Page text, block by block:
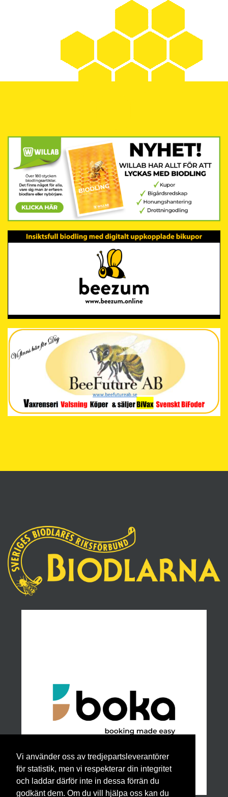
Vi använder oss av tredjepartsleverantörer
för statistik, men vi respekterar din integritet
och laddar därför inte in dessa förrän du
godkänt dem. Om du vill hjälpa oss kan du